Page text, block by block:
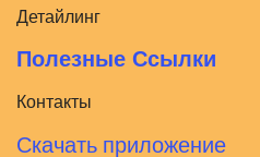
Детайлинг
Полезные Ссылки
Контакты
Скачать приложение